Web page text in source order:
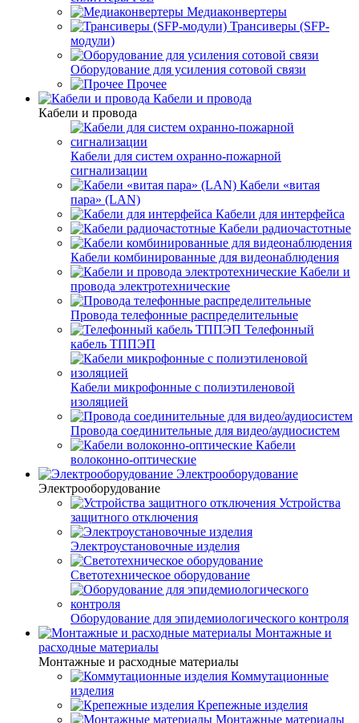
Медиаконвертеры
Трансиверы (SFP-
модули)
Оборудование для усиления сотовой связи
Прочее
Кабели и провода
Кабели и провода
Кабели для систем охранно-пожарной
сигнализации
Кабели «витая
пара» (LAN)
Кабели для интерфейса
Кабели радиочастотные
Кабели комбинированные для видеонаблюдения
Кабели и
провода электротехнические
Провода телефонные распределительные
Телефонный
кабель ТППЭП
Кабели микрофонные с полиэтиленовой
изоляцией
Провода соединительные для видео/аудиосистем
Кабели
волоконно-оптические
Электрооборудование
Электрооборудование
Устройства
защитного отключения
Электроустановочные изделия
Светотехническое оборудование
Оборудование для эпидемиологического контроля
Монтажные и
расходные материалы
Монтажные и расходные материалы
Коммутационные
изделия
Крепежные изделия
Монтажные материалы